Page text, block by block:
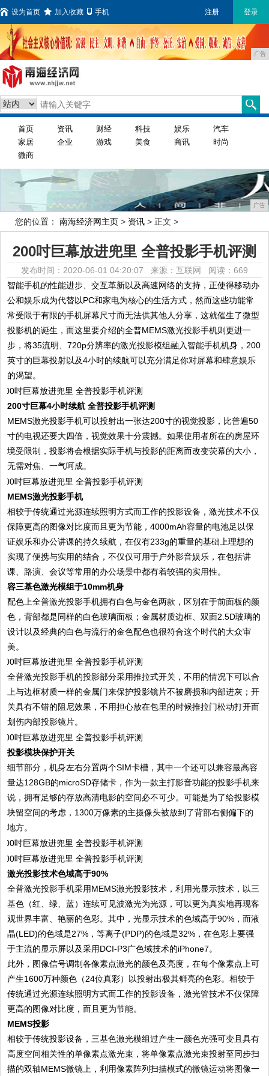
设为首页 加入收藏 手机 注册 登录
广告
首页 资讯 财经 科技 娱乐
汽车
家居
企业 游戏 美食 商讯
时尚
微商
广告
您的位置： 南海经济网主页 > 资讯 > 正文 >
200吋巨幕放进兜里 全普投影手机评测
发布时间：2020-06-01 04:20:07 来源：互联网 阅读：669
智能手机的性能进步、交互革新以及高速网络的支持，正使得移动办
公和娱乐成为代替以PC和家电为核心的生活方式，然而这些功能常
常受限于有限的手机屏幕尺寸而无法供其他人分享，这就催生了微型
投影机的诞生，而这里要介绍的全普MEMS激光投影手机则更进一
步，将35流明、720p分辨率的激光投影模组融入智能手机机身，200
英寸的巨幕投射以及4小时的续航可以充分满足你对屏幕和肆意娱乐
的渴望。
200寸巨幕4小时续航 全普投影手机评测
MEMS激光投影手机可以投射出一张达200寸的视觉投影，比普遍50
寸的电视还要大四倍，视觉效果十分震撼。如果使用者所在的房屋环
境受限制，投影将会根据实际手机与投影的距离而改变荧幕的大小，
无需对焦、一气呵成。
MEMS激光投影手机
相较于传统通过光源连续照明方式而工作的投影设备，激光技术不仅
保障更高的图像对比度而且更为节能，4000mAh容量的电池足以保
证娱乐和办公讲课的持久续航，在仅有233g的重量的基础上理想的
实现了便携与实用的结合，不仅仅可用于户外影音娱乐，在包括讲
课、路演、会议等常用的办公场景中都有着较强的实用性。
容三基色激光模组于10mm机身
配色上全普激光投影手机拥有白色与金色两款，区别在于前面板的颜
色，背部都是同样的白色玻璃面板；金属材质边框、双面2.5D玻璃的
设计以及经典的白色与流行的金色配色也很符合这个时代的大众审
美。
全普激光投影手机的投影部分采用推拉式开关，不用的情况下可以合
上与边框材质一样的金属门来保护投影镜片不被磨损和内部进灰；开
关具有不错的阻尼效果，不用担心放在包里的时候推拉门松动打开而
划伤内部投影镜片。
投影模块保护开关
细节部分，机身左右分置两个SIM卡槽，其中一个还可以兼容最高容
量达128GB的microSD存储卡，作为一款主打影音功能的投影手机来
说，拥有足够的存放高清电影的空间必不可少。可能是为了给投影模
块留空间的考虑，1300万像素的主摄像头被放到了背部右侧偏下的
地方。
激光投影技术色域高于90%
全普激光投影手机采用MEMS激光投影技术，利用光显示技术，以三
基色（红、绿、蓝）连续可见波激光为光源，可以更为真实地再现客
观世界丰富、艳丽的色彩。其中，光显示技术的色域高于90%，而液
晶(LED)的色域是27%，等离子(PDP)的色域是32%，在色彩上要强
于主流的显示屏以及采用DCI-P3广色域技术的iPhone7。
此外，图像信号调制各像素点激光的颜色及亮度，在每个像素点上可
产生1600万种颜色（24位真彩）以投射出极其鲜亮的色彩。相较于
传统通过光源连续照明方式而工作的投影设备，激光管技术不仅保障
更高的图像对比度，而且更为节能。
MEMS投影
相较于传统投影设备，三基色激光模组过产生一颜色光强可变且具有
高度空间相关性的单像素点激光束，将单像素点激光束投射至同步扫
描的双轴MEMS微镜上，利用像素阵列扫描模式的微镜运动将图像一